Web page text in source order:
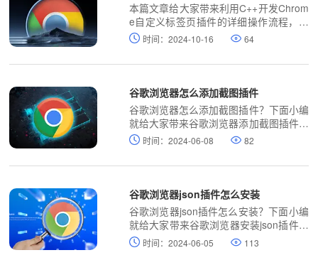
本篇文章给大家带来利用C++开发Chrom
e自定义标签页插件的详细操作流程，有
需要的朋友赶紧来看看吧。
时间：2024-10-16 64
谷歌浏览器怎么添加截图插件
谷歌浏览器怎么添加截图插件？下面小编
就给大家带来谷歌浏览器添加截图插件操
作步骤，有需要的朋友赶紧来看看了解一
时间：2024-06-08 82
谷歌浏览器json插件怎么安装
谷歌浏览器json插件怎么安装？下面小编
就给大家带来谷歌浏览器安装json插件详
细流程一览，有需要的朋友赶紧来本站看
看了解一下吧。
时间：2024-06-05 113